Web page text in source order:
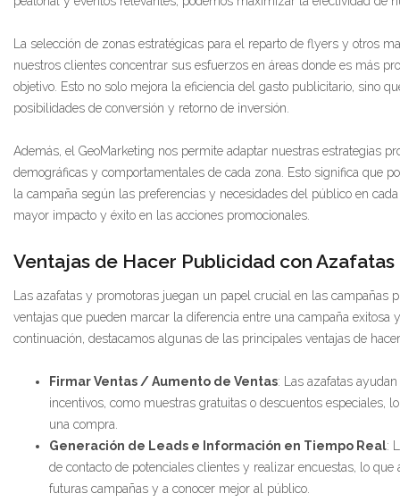
La selección de zonas estratégicas para el reparto de flyers y otros
nuestros clientes concentrar sus esfuerzos en áreas donde es más
objetivo. Esto no solo mejora la eficiencia del gasto publicitario, sino
posibilidades de conversión y retorno de inversión.
Además, el GeoMarketing nos permite adaptar nuestras estrategias
demográficas y comportamentales de cada zona. Esto significa que
la campaña según las preferencias y necesidades del público en
mayor impacto y éxito en las acciones promocionales.
Ventajas de Hacer Publicidad con
Las azafatas y promotoras juegan un papel crucial en las campañas
ventajas que pueden marcar la diferencia entre una campaña exitosa
continuación, destacamos algunas de las principales ventajas de
Firmar Ventas / Aumento de Ventas: Las azafatas
incentivos, como muestras gratuitas o descuentos especiales,
una compra.
Generación de Leads e Información en Tiempo Real:
de contacto de potenciales clientes y realizar encuestas, lo que
futuras campañas y a conocer mejor al público.